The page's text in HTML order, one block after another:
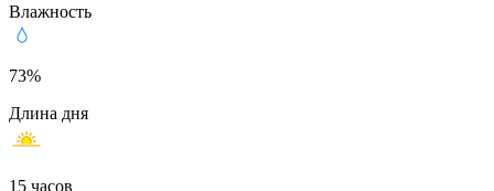
Влажность
73%
Длина дня
15 часов